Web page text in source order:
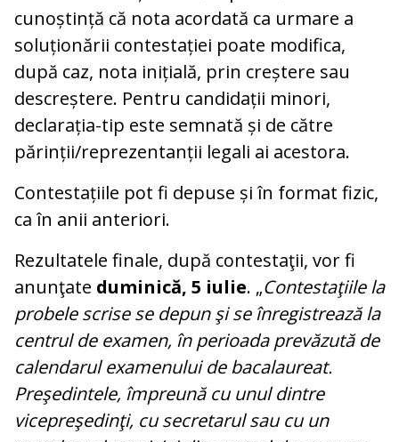
cunoștință că nota acordată ca urmare a
soluționării contestației poate modifica,
după caz, nota inițială, prin creștere sau
descreștere. Pentru candidații minori,
declarația-tip este semnată și de către
părinții/reprezentanții legali ai acestora.
Contestațiile pot fi depuse și în format fizic,
ca în anii anteriori.
Rezultatele finale, după contestaţii, vor fi
anunţate duminică, 5 iulie. „Contestaţiile la
probele scrise se depun şi se înregistrează la
centrul de examen, în perioada prevăzută de
calendarul examenului de bacalaureat.
Preşedintele, împreună cu unul dintre
vicepreşedinţi, cu secretarul sau cu un